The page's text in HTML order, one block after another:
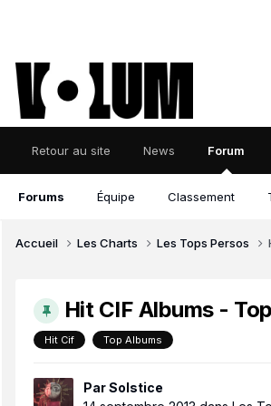
Retour au site News Forum
Forums Équipe Classement
Accueil Les Charts Les Tops Persos
Hit CIF Albums -
Hit Cif Top Albums
ParSolstice